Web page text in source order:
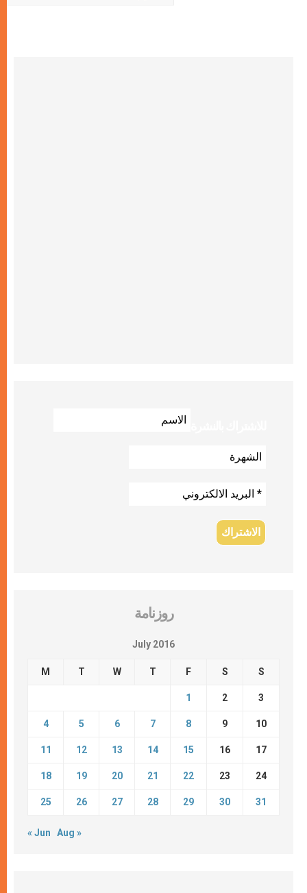
روزنامة
July 2016
M T W T F S S
1 2 3
4 5 6 7 8 9 10
11 12 13 14 15 16 17
18 19 20 21 22 23 24
25 26 27 28 29 30 31
« Jun Aug »